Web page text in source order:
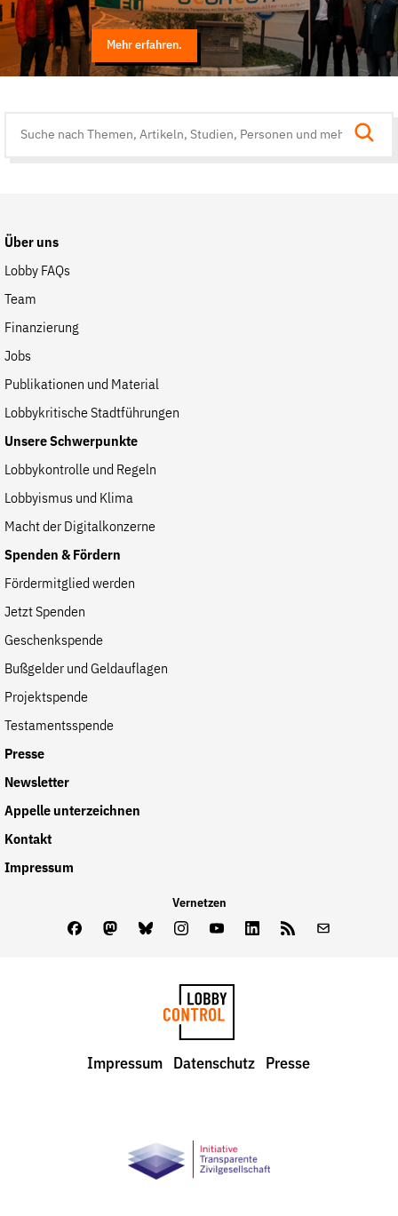
Mehr erfahren.
Über uns
Lobby FAQs
Team
Finanzierung
Jobs
Publikationen und Material
Lobbykritische Stadtführungen
Unsere Schwerpunkte
Lobbykontrolle und Regeln
Lobbyismus und Klima
Macht der Digitalkonzerne
Spenden & Fördern
Fördermitglied werden
Jetzt Spenden
Geschenkspende
Bußgelder und Geldauflagen
Projektspende
Testamentsspende
Presse
Newsletter
Appelle unterzeichnen
Kontakt
Impressum
Vernetzen
FacebookMastodon
BlueskyInstagram
YoutubeLinkedInFeed
LobbyControl
Impressum Datenschutz Presse